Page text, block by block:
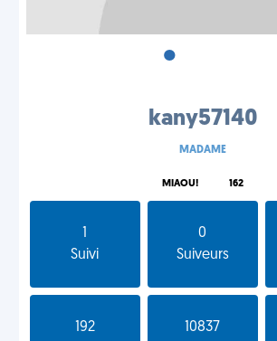
•
kany57140
MADAME
MIAOU! 162
Suivi
0
Suiveurs
192
10837